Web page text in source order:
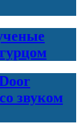
звуком